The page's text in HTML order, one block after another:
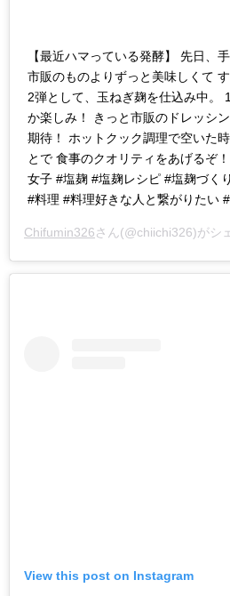
【最近ハマっている発酵】 先日、
市販のものよりずっと美味しくて
2弾として、玉ねぎ麹を仕込み中。
か楽しみ！ きっと市販のドレッシ
期待！ ホットクック調理で空いた
とで 食事のクオリティをあげるぞ
女子 #塩麹 #塩麹レシピ #塩麹づく
#料理 #料理好きな人と繋がりたい
Chifumin326さん(@chiichi326)がシ
View this post on Instagram